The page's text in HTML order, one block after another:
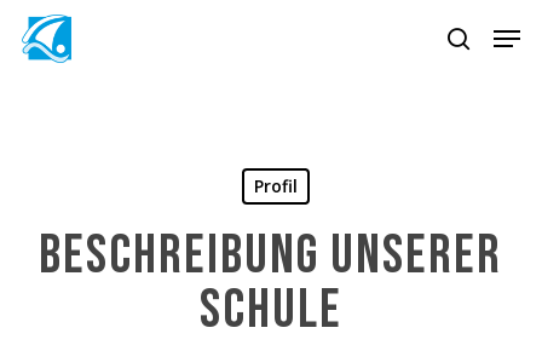
Skip
search
Profil
Beschreibung unserer
Schule